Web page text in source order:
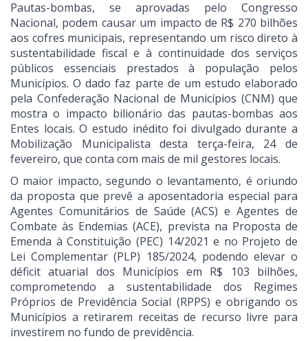
Pautas-bombas, se aprovadas pelo Congresso
Nacional, podem causar um impacto de R$ 270 bilhões
aos cofres municipais, representando um risco direto à
sustentabilidade fiscal e à continuidade dos serviços
públicos essenciais prestados à população pelos
Municípios. O dado faz parte de um estudo elaborado
pela Confederação Nacional de Municípios (CNM) que
mostra o impacto bilionário das pautas-bombas aos
Entes locais. O estudo inédito foi divulgado durante a
Mobilização Municipalista desta terça-feira, 24 de
fevereiro, que conta com mais de mil gestores locais.
O maior impacto, segundo o levantamento, é oriundo
da proposta que prevê a aposentadoria especial para
Agentes Comunitários de Saúde (ACS) e Agentes de
Combate às Endemias (ACE), prevista na Proposta de
Emenda à Constituição (PEC) 14/2021 e no Projeto de
Lei Complementar (PLP) 185/2024, podendo elevar o
déficit atuarial dos Municípios em R$ 103 bilhões,
comprometendo a sustentabilidade dos Regimes
Próprios de Previdência Social (RPPS) e obrigando os
Municípios a retirarem receitas de recurso livre para
investirem no fundo de previdência.